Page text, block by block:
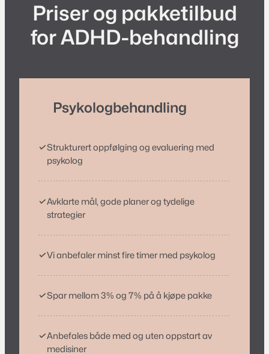
Priser og pakketilbud
for ADHD-behandling
Psykologbehandling
✓Strukturert oppfølging og evaluering med
psykolog
✓Avklarte mål, gode planer og tydelige
strategier
✓Vi anbefaler minst fire timer med psykolog
✓Spar mellom 3% og 7% på å kjøpe pakke
✓Anbefales både med og uten oppstart av
medisiner